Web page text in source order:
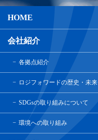
HOME
会社紹介
各拠点紹介
ロジフォワードの歴史・未来
SDGsの取り組みについて
環境への取り組み